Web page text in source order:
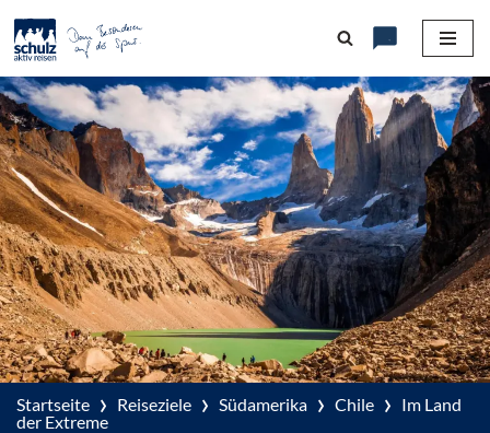
Zum
Inhalt
springen
Startseite › Reiseziele › Südamerika › Chile › Im Land
der Extreme